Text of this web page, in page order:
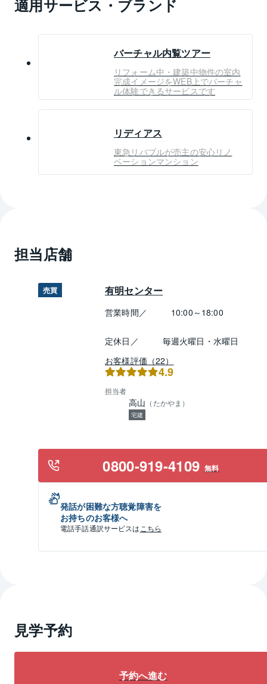
適用サービス・ブランド
バーチャル内覧ツアー
リフォーム中・建築中物件の室内
完成イメージをWEB上でバーチャ
ル体験できるサービスです
リディアス
東急リバブルが売主の安心リノ
ベーションマンション
担当店舗
売買 有明センター
営業時間／ 10:00～18:00
定休日／
毎週火曜日・水曜日
お客様評価（22）
4.9
担当者
高山 （ たかやま ）
宅建
0800-919-4109 無料
発話が困難な方聴覚障害を
お持ちのお客様へ
電話手話通訳サービスは こちら
見学予約
予約へ進む